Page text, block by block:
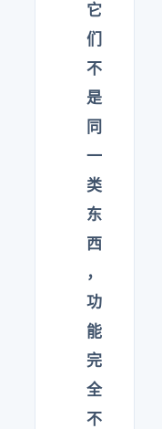
它
们
不
是
同
一
类
东
西
，
功
能
完
全
不